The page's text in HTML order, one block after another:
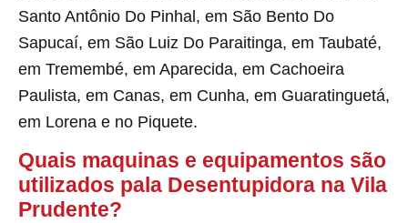
Santo Antônio Do Pinhal, em São Bento Do
Sapucaí, em São Luiz Do Paraitinga, em Taubaté,
em Tremembé, em Aparecida, em Cachoeira
Paulista, em Canas, em Cunha, em Guaratinguetá,
em Lorena e no Piquete.
Quais maquinas e equipamentos são
utilizados pala Desentupidora na Vila
Prudente?